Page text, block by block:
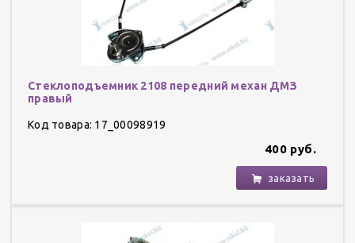
Стеклоподъемник 2108 передний механ ДМЗ
правый
Код товара: 17_00098919
400 руб.
заказать